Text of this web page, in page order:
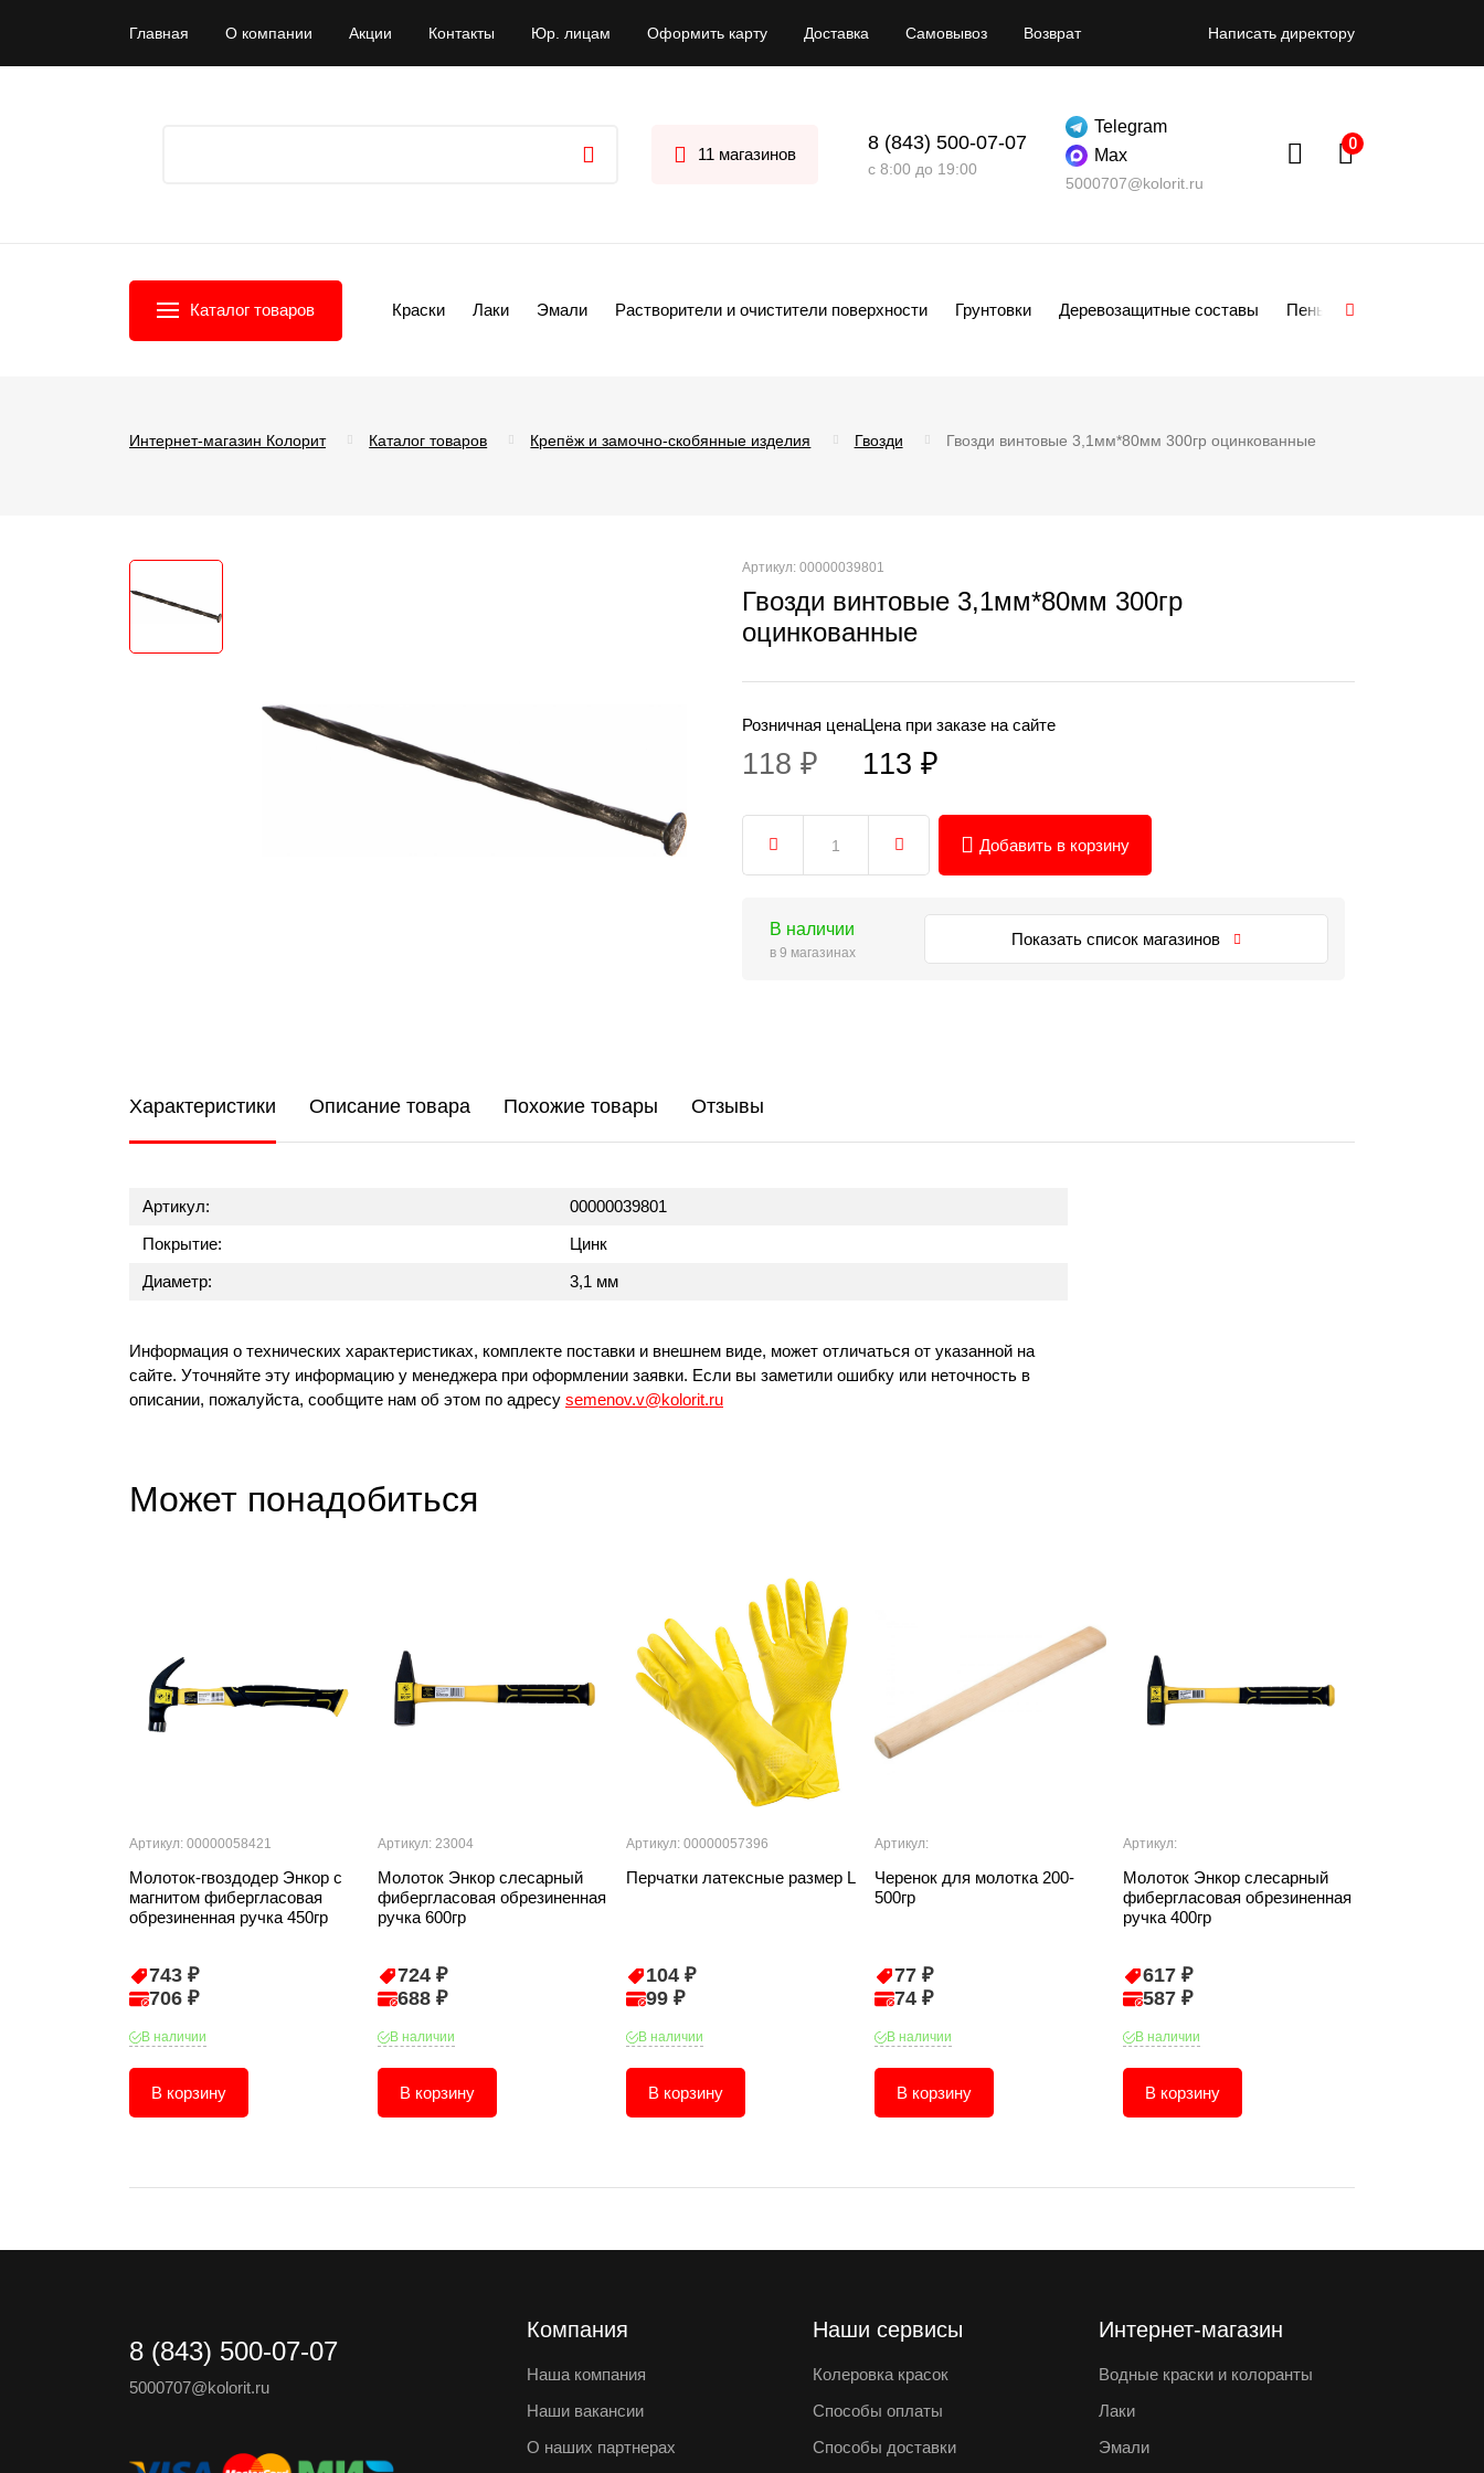
Главная О компании Акции Контакты Юр. лицам Оформить карту Доставка Самовывоз Возврат Написать директору
11 магазинов
8 (843) 500-07-07
с 8:00 до 19:00
Telegram
Max
5000707@kolorit.ru
Каталог товаров Краски Лаки Эмали Растворители и очистители поверхности Грунтовки Деревозащитные составы Пены
Интернет-магазин Колорит Каталог товаров Крепёж и замочно-скобянные изделия Гвозди Гвозди винтовые 3,1мм*80мм 300гр оцинкованные
Артикул: 00000039801
Гвозди винтовые 3,1мм*80мм 300гр
оцинкованные
Розничная цена
118 ₽
Цена при заказе на сайте
113 ₽
Добавить в корзину
В наличии
в 9 магазинах
Показать список магазинов
Характеристики Описание товара Похожие товары Отзывы
Артикул:
00000039801
Покрытие:
Цинк
Диаметр:
3,1 мм
Информация о технических характеристиках, комплекте поставки и внешнем виде, может отличаться от указанной на
сайте. Уточняйте эту информацию у менеджера при оформлении заявки. Если вы заметили ошибку или неточность в
описании, пожалуйста, сообщите нам об этом по адресу semenov.v@kolorit.ru
Может понадобиться
Артикул: 00000058421
Молоток-гвоздодер Энкор с
магнитом фибергласовая
обрезиненная ручка 450гр
743 ₽
706 ₽
В наличии
В корзину
Артикул: 23004
Молоток Энкор слесарный
фибергласовая обрезиненная
ручка 600гр
724 ₽
688 ₽
В наличии
В корзину
Артикул: 00000057396
Перчатки латексные размер L
104 ₽
99 ₽
В наличии
В корзину
Артикул:
Черенок для молотка 200-
500гр
77 ₽
74 ₽
В наличии
В корзину
Артикул:
Молоток Энкор слесарный
фибергласовая обрезиненная
ручка 400гр
617 ₽
587 ₽
В наличии
В корзину
8 (843) 500-07-07
5000707@kolorit.ru
Компания
Наша компания
Наши вакансии
О наших партнерах
Наши сервисы
Колеровка красок
Способы оплаты
Способы доставки
Интернет-магазин
Водные краски и колоранты
Лаки
Эмали